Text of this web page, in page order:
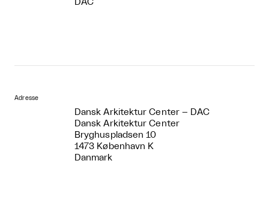
DAC
Adresse
Dansk Arkitektur Center – DAC
Dansk Arkitektur Center
Bryghuspladsen 10
1473 København K
Danmark